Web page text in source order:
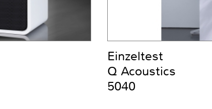
Einzeltest
Q Acoustics
5040